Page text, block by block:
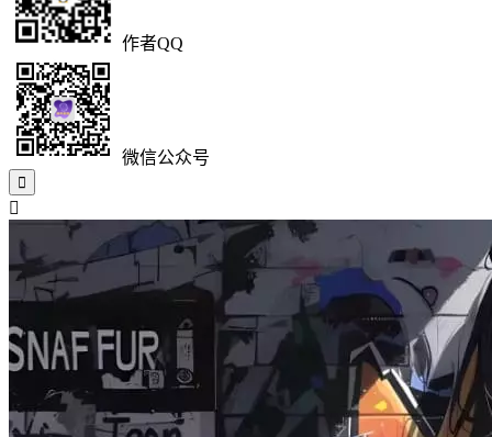
作者QQ
微信公众号